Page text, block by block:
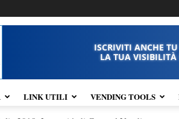
ISCRIVITI ANCHE
LA TUA VISIBILITÀ
LINK UTILI VENDING TOOLS